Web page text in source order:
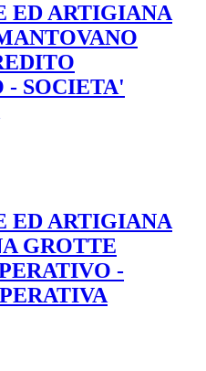
ED ARTIGIANA
- SOCIETA'
ED ARTIGIANA
GROTTE
-